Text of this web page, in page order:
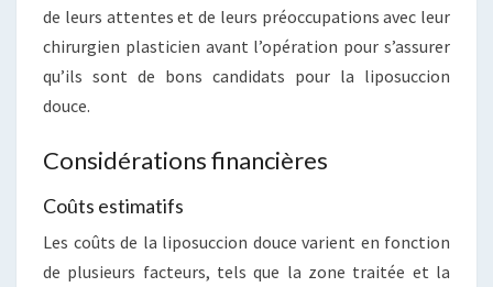
de leurs attentes et de leurs préoccupations avec leur
chirurgien plasticien avant l’opération pour s’assurer
qu’ils sont de bons candidats pour la liposuccion
douce.
Considérations financières
Coûts estimatifs
Les coûts de la liposuccion douce varient en fonction
de plusieurs facteurs, tels que la zone traitée et la